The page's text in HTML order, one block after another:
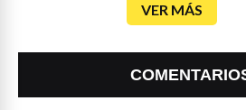
VER MÁS